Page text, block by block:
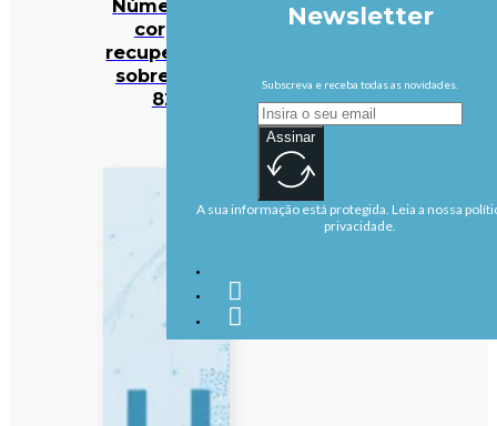
Número de
corpos
recuperados
sobre para
82
Newsletter
Subscreva e receba todas as novidades.
Assinar
A sua informação está protegida. Leia a nossa
privacidade.